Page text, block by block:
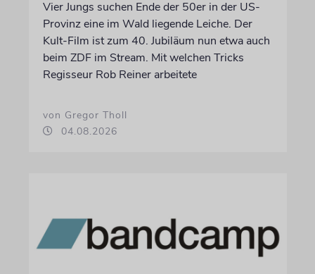
Vier Jungs suchen Ende der 50er in der US-
Provinz eine im Wald liegende Leiche. Der
Kult-Film ist zum 40. Jubiläum nun etwa auch
beim ZDF im Stream. Mit welchen Tricks
Regisseur Rob Reiner arbeitete
von Gregor Tholl
04.08.2026